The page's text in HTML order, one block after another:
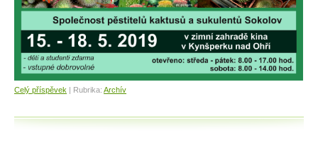
Celý příspěvek | Rubrika: Archív